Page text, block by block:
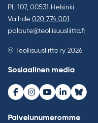
PL 107, 00531 Helsinki
Vaihde 020 774 001
palaute@teollisuusliitto.fi
© Teollisuusliitto ry 2026
Sosiaalinen media
Facebook
Instagram
Youtube
LinkedIn
Palvelunumeromme